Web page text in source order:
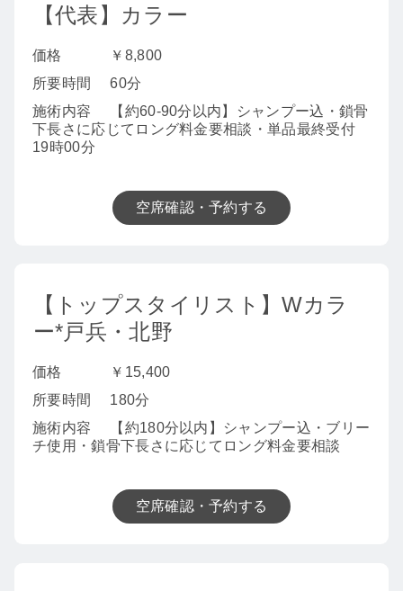
【代表】カラー
価格
￥8,800
所要時間
60分
施術内容
【約60-90分以内】シャンプー込・鎖骨
下長さに応じてロング料金要相談・単品最終受付
19時00分
空席確認・予約する
【トップスタイリスト】Wカラ
ー*戸兵・北野
価格
￥15,400
所要時間
180分
施術内容
【約180分以内】シャンプー込・ブリー
チ使用・鎖骨下長さに応じてロング料金要相談
空席確認・予約する